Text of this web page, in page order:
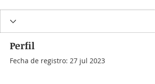
Perfil
Fecha de registro: 27 jul 2023